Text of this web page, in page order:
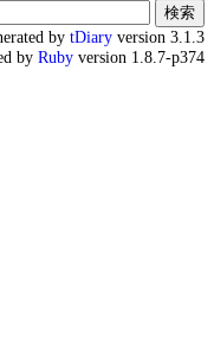
by tDiary version 3.1.3
by Ruby version 1.8.7-p374